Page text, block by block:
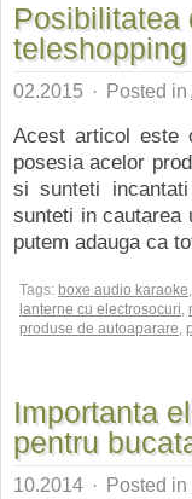
Posibilitatea
02.2015 · Posted in
Acest articol este
posesia acelor
si sunteti
sunteti in cautarea
putem adauga ca
Tags: boxe audio karaoke,
lanterne cu electrosocuri,
produse de autoaparare,
Importanta
pentru
10.2014 · Posted in